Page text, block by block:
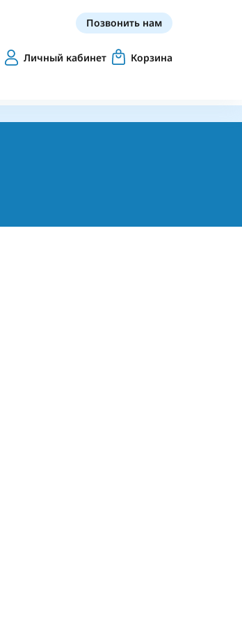
Позвонить нам
Личный кабинет Корзина